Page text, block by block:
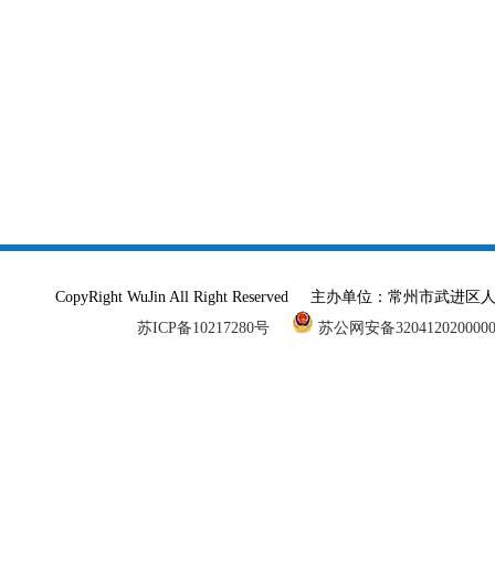
CopyRight WuJin All Right Reserved 主办单位：常州市武进
苏ICP备10217280号
苏公网安备